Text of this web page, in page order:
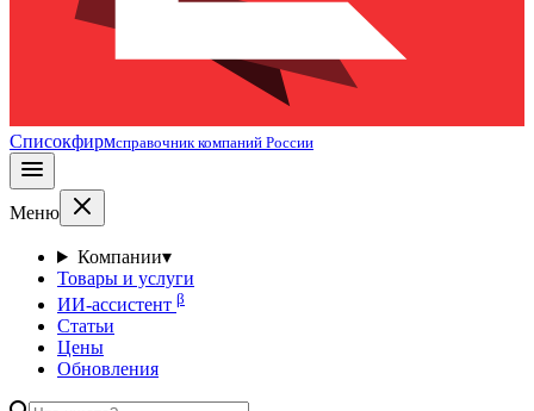
Списокфирмсправочник компаний России
Меню
Компании▾
Товары и услуги
ИИ-ассистент β
Статьи
Цены
Обновления